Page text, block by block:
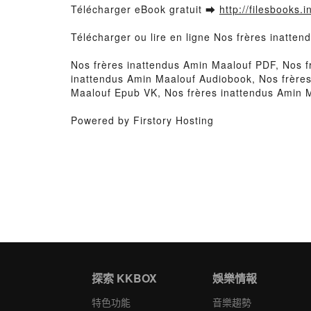
Télécharger eBook gratuit ➡ http://
Télécharger ou lire en ligne Nos frères
Nos frères inattendus Amin Maalouf PDF,
inattendus Amin Maalouf Audiobook, Nos
Maalouf Epub VK, Nos frères inattendus Amin
Powered by Firstory Hosting
探索 KKBOX
特色功能
娛樂情報
音樂趨勢